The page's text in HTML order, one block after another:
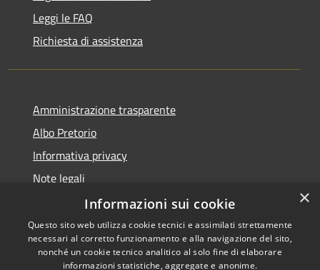
Leggi le FAQ
Richiesta di assistenza
Amministrazione trasparente
Albo Pretorio
Informativa privacy
Note legali
Dichiarazione di accessibilità
×
Informazioni sui cookie
Questo sito web utilizza cookie tecnici e assimilati strettamente
necessari al corretto funzionamento e alla navigazione del sito,
nonché un cookie tecnico analitico al solo fine di elaborare
informazioni statistiche, aggregate e anonime.